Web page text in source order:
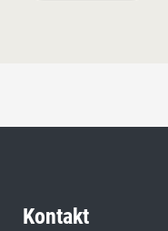
Kontakt